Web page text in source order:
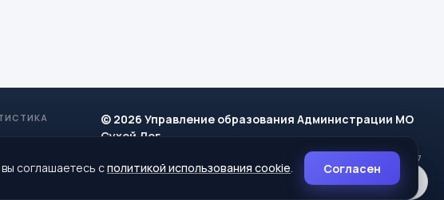
© 2026 Управление образования Администрации МО
Сухой Лог
624800, Свердловская область, г. Сухой Лог, ул. Кирова, дом 7
Политика cookie
соглашаетесь сполитикой использования cookie. Согласен